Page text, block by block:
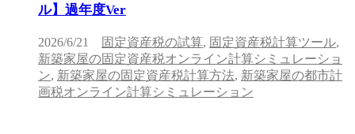
ル】過年度Ver
2026/6/21 固定資産税の試算, 固定資産税計算ツール,
新築家屋の固定資産税オンライン計算シミュレーショ
ン, 新築家屋の固定資産税計算方法, 新築家屋の都市計
画税オンライン計算シミュレーション